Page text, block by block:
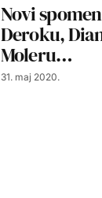
Novi
Deroku,
Moleru…
31. maj 2020.